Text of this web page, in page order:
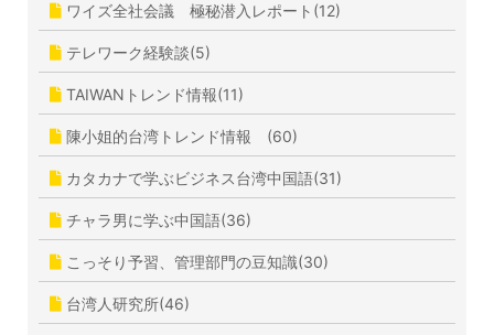
ワイズ全社会議 極秘潜入レポート(12)
テレワーク経験談(5)
TAIWANトレンド情報(11)
陳小姐的台湾トレンド情報 (60)
カタカナで学ぶビジネス台湾中国語(31)
チャラ男に学ぶ中国語(36)
こっそり予習、管理部門の豆知識(30)
台湾人研究所(46)